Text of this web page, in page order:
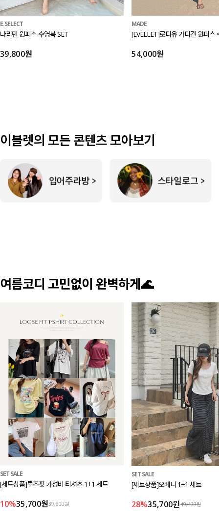
E.SELECT
나리텐 원피스 수영복 SET
39,800원
MADE
[EVELLET]로디유 가디건 원피스
54,000원
이블렛의 모든 콘텐츠 모아보기
여름코디 고민없이 완벽하게🌊
SET SALE
[세트상품]루즈핏 가성비 티셔츠 1+1 세트
10%35,700원39,600원
SET SALE
[세트상품]오베니 1+1 세트
28%35,700원49,400원